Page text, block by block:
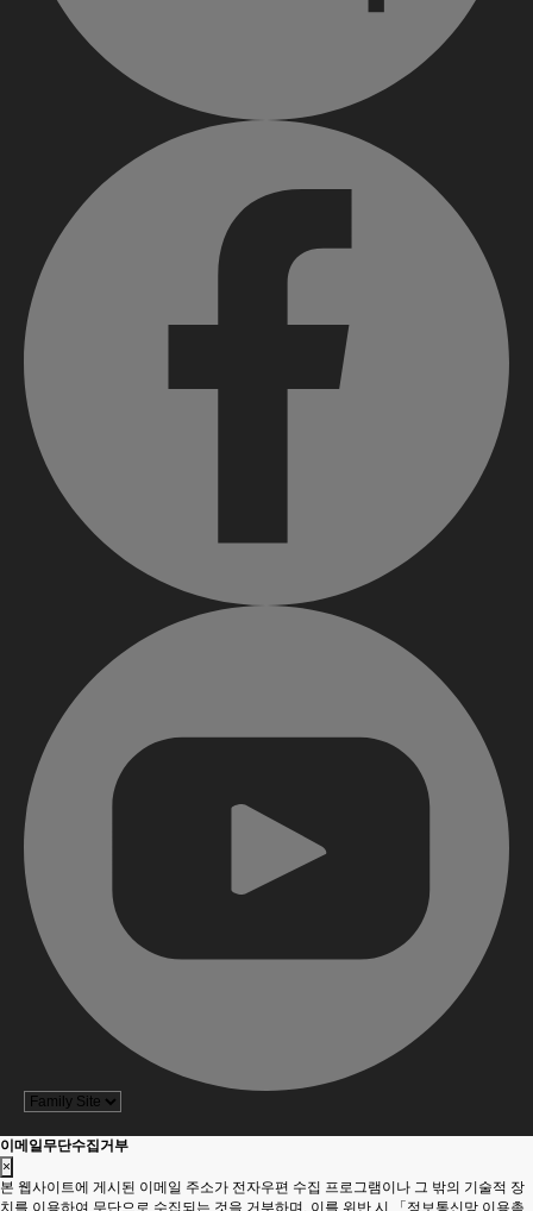
이메일무단수집거부
×
본 웹사이트에 게시된 이메일 주소가 전자우편 수집 프로그램이나 그 밖의 기술적 장
치를 이용하여 무단으로 수집되는 것을 거부하며, 이를 위반 시 「정보통신망 이용촉